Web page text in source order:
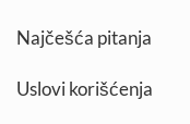
Najčešća pitanja
Uslovi korišćenja